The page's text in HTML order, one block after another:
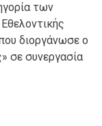
των
διοργάνωσε ο
σε συνεργασία